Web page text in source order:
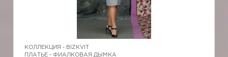
КОЛЛЕКЦИЯ - BIZKVIT
ПЛАТЬЕ - ФИАЛКОВАЯ ДЫМКА